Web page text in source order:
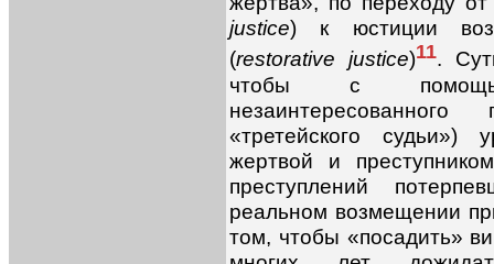
justice) к юстиции
(restorative justice)11.
чтобы с
«третейского судьи»)
жертвой и
преступлений
реальном возмещении
том, чтобы «посадить»